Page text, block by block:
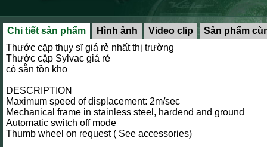
Chi tiết sản phẩm Hình ảnh Video clip
Sản phẩm
Thước cặp thụy sĩ giá rẻ nhất thị trường
Thước cặp Sylvac giá rẻ
có sẵn tồn kho
DESCRIPTION
Maximum speed of displacement: 2m/sec
Mechanical frame in stainless steel, hardend and ground
Automatic switch off mode
Thumb wheel on request ( See accessories)